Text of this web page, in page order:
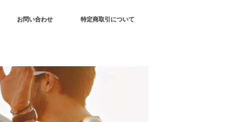
お問い合わせ 特定商取引について